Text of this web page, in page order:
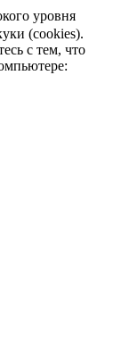
уровня
(cookies).
с тем, что